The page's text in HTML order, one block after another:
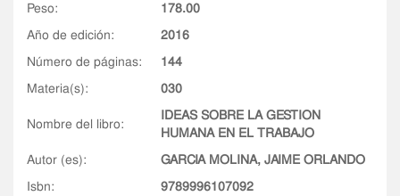
peso:
178.00
año de edición:
2016
número de páginas:
144
materia(s):
030
nombre del libro:
IDEAS SOBRE LA GESTION
HUMANA EN EL TRABAJO
autor (es):
GARCIA MOLINA, JAIME ORLANDO
isbn:
9789996107092